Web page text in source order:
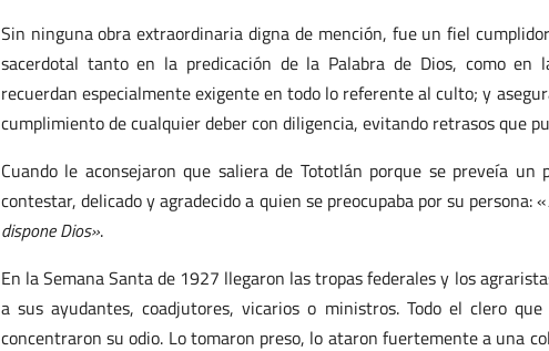
Sin ninguna obra extraordinaria digna de mención, fue un fiel
sacerdotal tanto en la predicación de la Palabra de Dios, como en
recuerdan especialmente exigente en todo lo referente al culto; y
cumplimiento de cualquier deber con diligencia, evitando retrasos que
Cuando le aconsejaron que saliera de Tototlán porque se preveía
contestar, delicado y agradecido a quien se preocupaba por su persona: «
dispone Dios».
En la Semana Santa de 1927 llegaron las tropas federales y los
a sus ayudantes, coadjutores, vicarios o ministros. Todo el clero
concentraron su odio. Lo tomaron preso, lo ataron fuertemente a una